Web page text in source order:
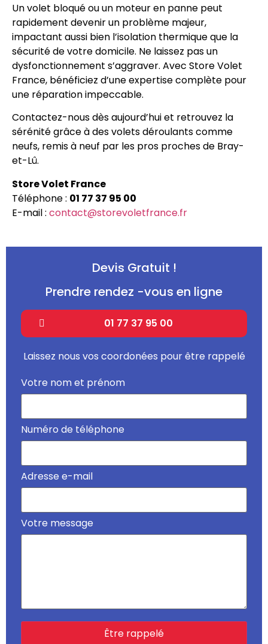
Un volet bloqué ou un moteur en panne peut
rapidement devenir un problème majeur,
impactant aussi bien l’isolation thermique que la
sécurité de votre domicile. Ne laissez pas un
dysfonctionnement s’aggraver. Avec Store Volet
France, bénéficiez d’une expertise complète pour
une réparation impeccable.
Contactez-nous dès aujourd’hui et retrouvez la
sérénité grâce à des volets déroulants comme
neufs, remis à neuf par les pros proches de Bray-
et-Lû.
Store Volet France
Téléphone : 01 77 37 95 00
E-mail : contact@storevoletfrance.fr
Devis Gratuit !
Prendre rendez -vous en ligne
01 77 37 95 00
Laissez nous vos coordonées pour être rappelé
Votre nom et prénom
Numéro de téléphone
Adresse e-mail
Votre message